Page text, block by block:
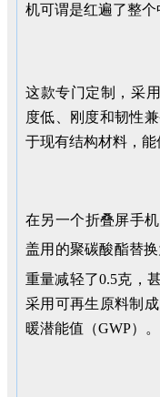
机可谓是红遍了整个
这款专门定制，采
度低、刚度和韧性
于现有结构材料，能
在另一个折叠屏手
盖用的聚碳酸酯替
重量减轻了0.5克，
采用可再生原料制
暖潜能值（GWP）。